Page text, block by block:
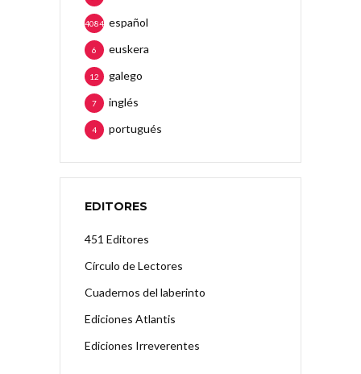
español
4084
euskera
6
galego
12
inglés
7
portugués
4
EDITORES
451 Editores
Círculo de Lectores
Cuadernos del laberinto
Ediciones Atlantis
Ediciones Irreverentes